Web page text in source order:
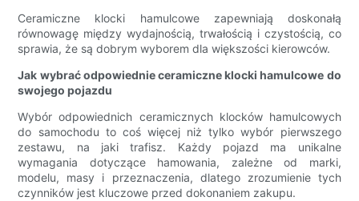
Ceramiczne klocki hamulcowe zapewniają doskonałą
równowagę między wydajnością, trwałością i czystością, co
sprawia, że ​​są dobrym wyborem dla większości kierowców.
Jak wybrać odpowiednie ceramiczne klocki hamulcowe do
swojego pojazdu
Wybór odpowiednich ceramicznych klocków hamulcowych
do samochodu to coś więcej niż tylko wybór pierwszego
zestawu, na jaki trafisz. Każdy pojazd ma unikalne
wymagania dotyczące hamowania, zależne od marki,
modelu, masy i przeznaczenia, dlatego zrozumienie tych
czynników jest kluczowe przed dokonaniem zakupu.